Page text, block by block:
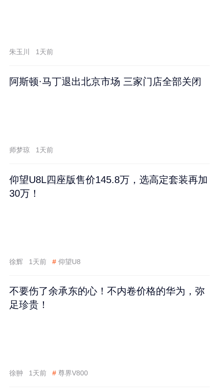
朱玉川 1天前
阿斯顿·马丁退出北京市场 三家门店全部关闭
师梦琼 1天前
仰望U8L四座版售价145.8万，选高定套装再加
30万！
徐辉 1天前 # 仰望U8
不要伤了余承东的心！不内卷价格的华为，弥
足珍贵！
徐翀 1天前 # 尊界V800